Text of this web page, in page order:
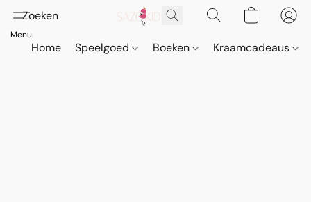
Home Speelgoed Boeken Kraamcadeaus